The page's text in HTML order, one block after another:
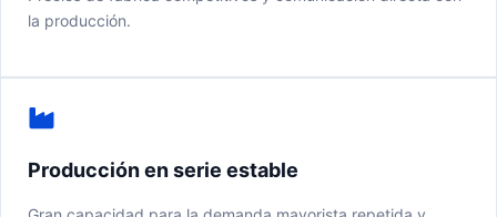
la producción.
Producción en serie estable